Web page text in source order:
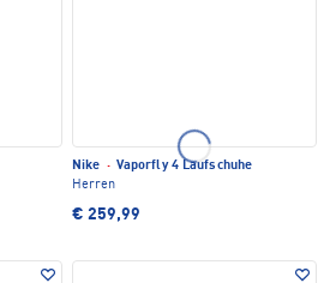
Nike · Vaporfly 4 Laufschuhe
Herren
€ 259,99